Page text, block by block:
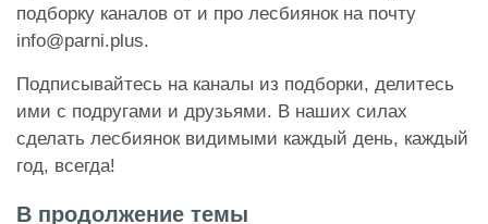
подборку каналов от и про лесбиянок на почту
info@parni.plus.
Подписывайтесь на каналы из подборки, делитесь
ими с подругами и друзьями. В наших силах
сделать лесбиянок видимыми каждый день, каждый
год, всегда!
В продолжение темы